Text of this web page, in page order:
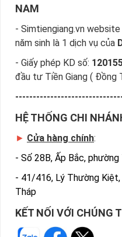
NAM
- Simtiengiang.vn
năm sinh là 1 dịch vụ của
- Giấy phép KD số:
đầu tư Tiền Giang ( Đồng
HỆ THỐNG CHI
► Cửa hàng chính:
- Số 28B, Ấp Bắc,
- 41/416, Lý Thường
Tháp
KẾT NỐI VỚI CHÚNG